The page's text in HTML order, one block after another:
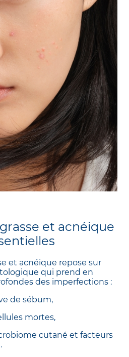
et acnéique
et acnéique repose sur
qui prend en
des imperfections :
de sébum,
mortes,
cutané et facteurs